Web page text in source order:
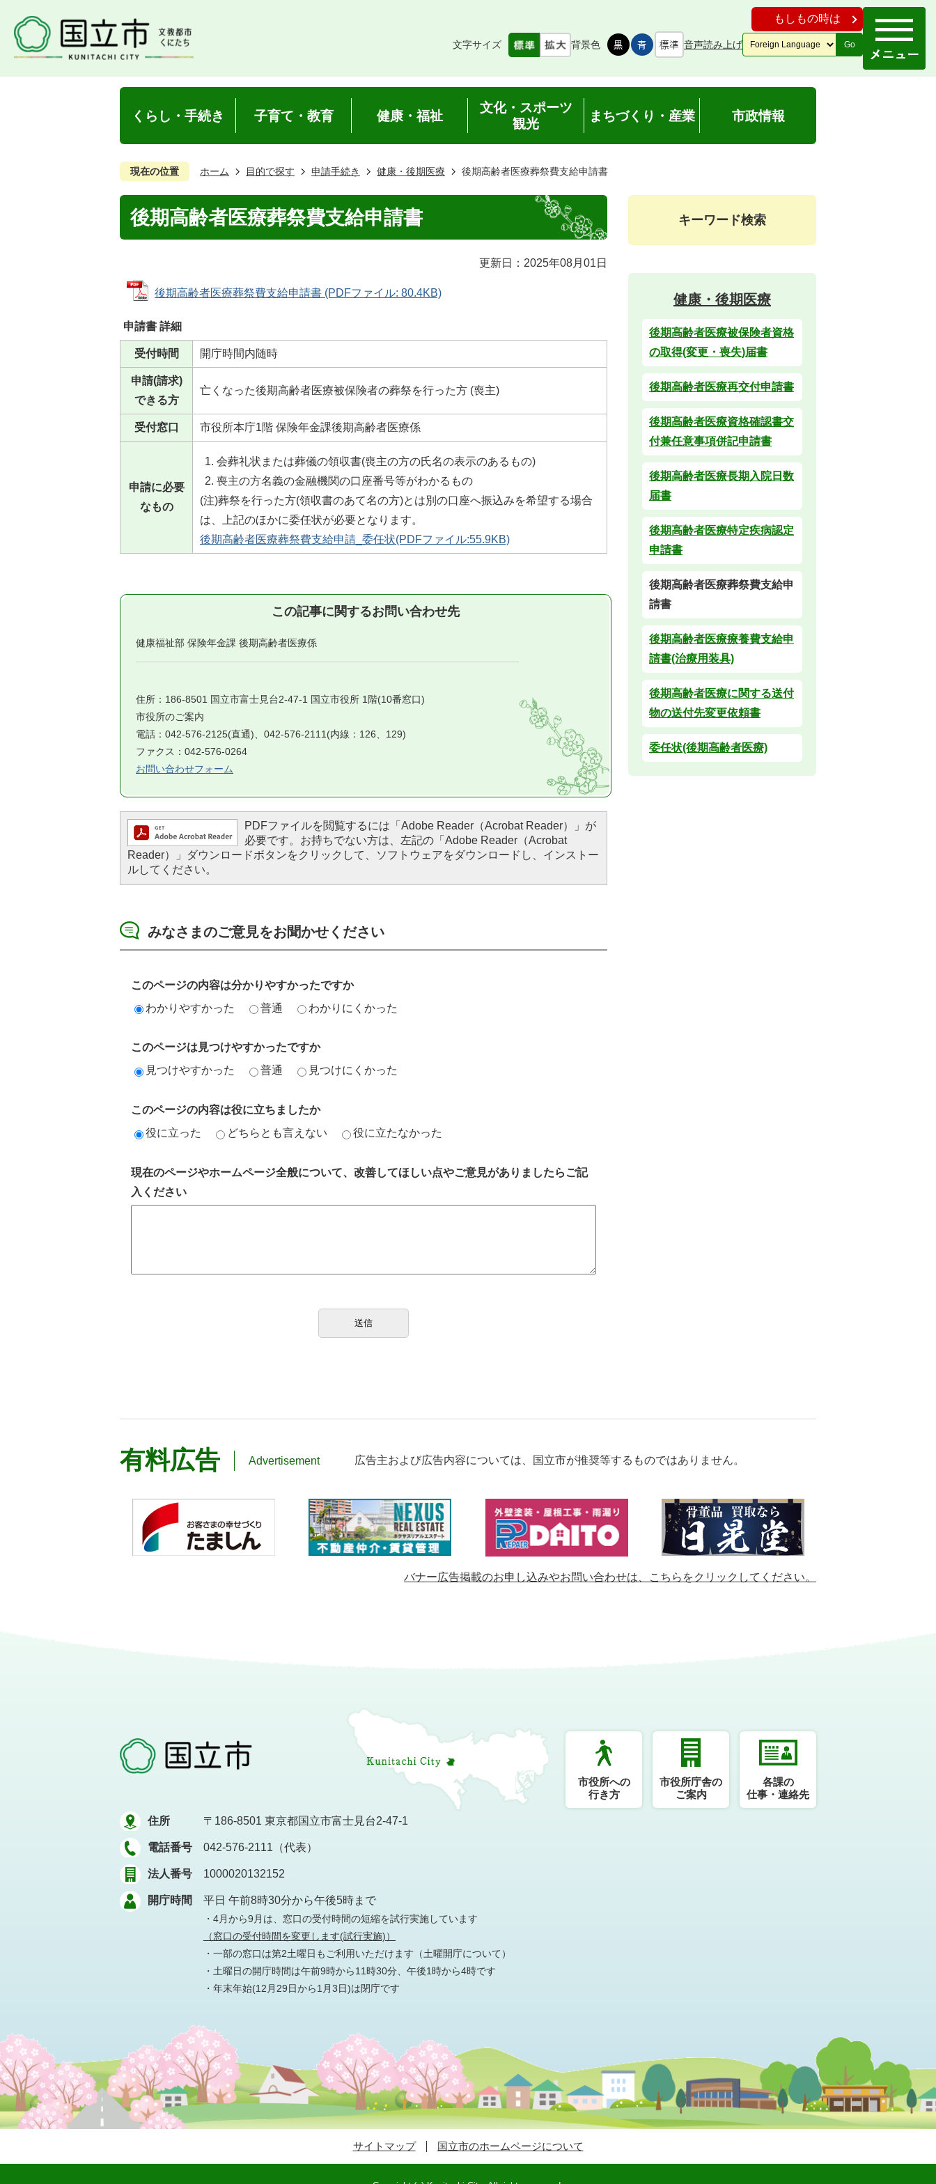
もしもの時は
文字サイズ 背景色 音声読み上げ Go
くらし・手続き 子育て・教育 健康・福祉
文化・スポーツ
観光
まちづくり・産業 市政情報
現在の位置 ホーム 目的で探す 申請手続き 健康・後期医療 後期高齢者医療葬祭費支給申請書
後期高齢者医療葬祭費支給申請書
更新日：2025年08月01日
後期高齢者医療葬祭費支給申請書 (PDFファイル: 80.4KB)
申請書 詳細
受付時間 開庁時間内随時
申請(請求)
できる方
亡くなった後期高齢者医療被保険者の葬祭を行った方 (喪主)
受付窓口 市役所本庁1階 保険年金課後期高齢者医療係
申請に必要
なもの
会葬礼状または葬儀の領収書(喪主の方の氏名の表示のあるもの)
喪主の方名義の金融機関の口座番号等がわかるもの
(注)葬祭を行った方(領収書のあて名の方)とは別の口座へ振込みを希望する場合
は、上記のほかに委任状が必要となります。
後期高齢者医療葬祭費支給申請_委任状(PDFファイル:55.9KB)
この記事に関するお問い合わせ先
健康福祉部 保険年金課 後期高齢者医療係
住所：186-8501 国立市富士見台2-47-1 国立市役所 1階(10番窓口)
市役所のご案内
電話：042-576-2125(直通)、042-576-2111(内線：126、129)
ファクス：042-576-0264
お問い合わせフォーム
PDFファイルを閲覧するには「Adobe Reader（Acrobat Reader）」が
必要です。お持ちでない方は、左記の「Adobe Reader（Acrobat
Reader）」ダウンロードボタンをクリックして、ソフトウェアをダウンロードし、インストー
ルしてください。
みなさまのご意見をお聞かせください
このページの内容は分かりやすかったですか
わかりやすかった
普通 わかりにくかった
このページは見つけやすかったですか
見つけやすかった
普通 見つけにくかった
このページの内容は役に立ちましたか
役に立った
どちらとも言えない 役に立たなかった
現在のページやホームページ全般について、改善してほしい点やご意見がありましたらご記
入ください
キーワード検索
健康・後期医療
後期高齢者医療被保険者資格
の取得(変更・喪失)届書
後期高齢者医療再交付申請書
後期高齢者医療資格確認書交
付兼任意事項併記申請書
後期高齢者医療長期入院日数
届書
後期高齢者医療特定疾病認定
申請書
後期高齢者医療葬祭費支給申
請書
後期高齢者医療療養費支給申
請書(治療用装具)
後期高齢者医療に関する送付
物の送付先変更依頼書
委任状(後期高齢者医療)
有料広告 Advertisement 広告主および広告内容については、 国立市が推奨等するものではありません。
バナー広告掲載のお申し込みやお問い合わせは、 こちらをクリックしてください。
住所 〒186-8501 東京都国立市富士見台2-47-1
電話番号 042-576-2111（代表）
法人番号 1000020132152
開庁時間 平日 午前8時30分から午後5時まで
・4月から9月は、窓口の受付時間の短縮を試行実施しています
（窓口の受付時間を変更します(試行実施)）
・一部の窓口は第2土曜日もご利用いただけます （土曜開庁について）
・土曜日の開庁時間は午前9時から11時30分、午後1時から4時です
・年末年始(12月29日から1月3日)は閉庁です
市役所への
行き方
市役所庁舎の
ご案内
各課の
仕事・連絡先
サイトマップ 国立市のホームページについて